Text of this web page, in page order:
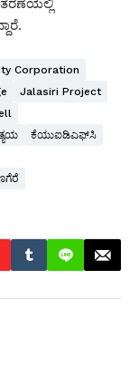
Corporation
Jalasiri Project
ಕೆಯುಐಡಿಎಫ್‌ಸಿ